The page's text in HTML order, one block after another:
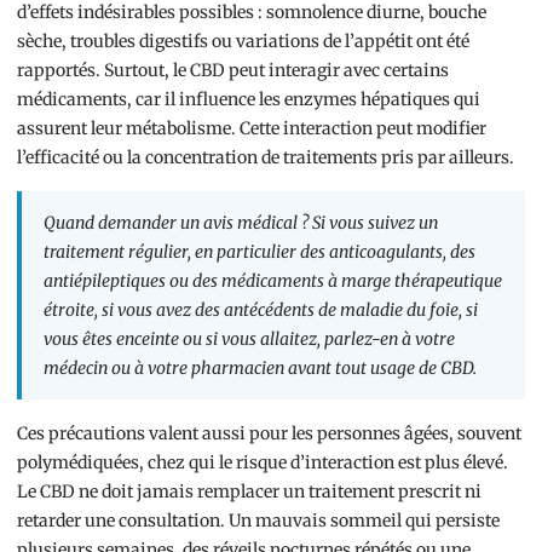
d’effets indésirables possibles : somnolence diurne, bouche
sèche, troubles digestifs ou variations de l’appétit ont été
rapportés. Surtout, le CBD peut interagir avec certains
médicaments, car il influence les enzymes hépatiques qui
assurent leur métabolisme. Cette interaction peut modifier
l’efficacité ou la concentration de traitements pris par ailleurs.
Quand demander un avis médical ? Si vous suivez un
traitement régulier, en particulier des anticoagulants, des
antiépileptiques ou des médicaments à marge thérapeutique
étroite, si vous avez des antécédents de maladie du foie, si
vous êtes enceinte ou si vous allaitez, parlez-en à votre
médecin ou à votre pharmacien avant tout usage de CBD.
Ces précautions valent aussi pour les personnes âgées, souvent
polymédiquées, chez qui le risque d’interaction est plus élevé.
Le CBD ne doit jamais remplacer un traitement prescrit ni
retarder une consultation. Un mauvais sommeil qui persiste